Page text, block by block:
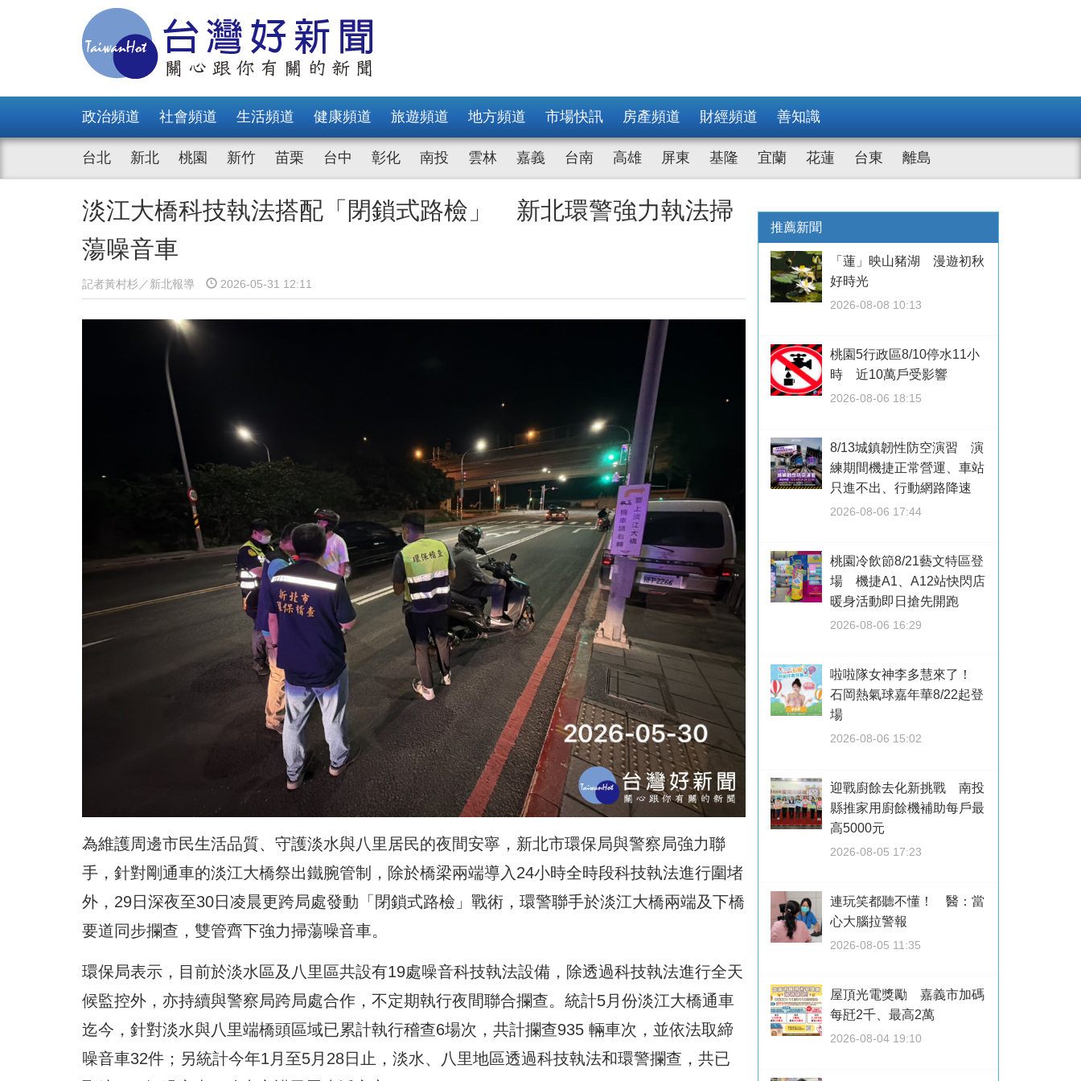
政治頻道 社會頻道 生活頻道 健康頻道 旅遊頻道 地方頻道 市場快訊 房產頻道 財經頻道 善知識
台北 新北 桃園 新竹 苗栗 台中 彰化 南投 雲林 嘉義 台南 高雄 屏東 基隆 宜蘭 花蓮 台東 離島
淡江大橋科技執法搭配「閉鎖式路檢」 新北環警強力執法掃
蕩噪音車
記者黃村杉／新北報導 2026-05-31 12:11
為維護周邊市民生活品質、守護淡水與八里居民的夜間安寧，新北市環保局與警察局強力聯
手，針對剛通車的淡江大橋祭出鐵腕管制，除於橋梁兩端導入24小時全時段科技執法進行圍堵
外，29日深夜至30日凌晨更跨局處發動「閉鎖式路檢」戰術，環警聯手於淡江大橋兩端及下橋
要道同步攔查，雙管齊下強力掃蕩噪音車。
環保局表示，目前於淡水區及八里區共設有19處噪音科技執法設備，除透過科技執法進行全天
候監控外，亦持續與警察局跨局處合作，不定期執行夜間聯合攔查。統計5月份淡江大橋通車
迄今，針對淡水與八里端橋頭區域已累計執行稽查6場次，共計攔查935 輛車次，並依法取締
噪音車32件；另統計今年1月至5月28日止，淡水、八里地區透過科技執法和環警攔查，共已
推薦新聞
「蓮」映山豬湖 漫遊初秋
好時光
2026-08-08 10:13
桃園5行政區8/10停水11小
時 近10萬戶受影響
2026-08-06 18:15
8/13城鎮韌性防空演習 演
練期間機捷正常營運、車站
只進不出、行動網路降速
2026-08-06 17:44
桃園冷飲節8/21藝文特區登
場 機捷A1、A12站快閃店
暖身活動即日搶先開跑
2026-08-06 16:29
啦啦隊女神李多慧來了！
石岡熱氣球嘉年華8/22起登
場
2026-08-06 15:02
迎戰廚餘去化新挑戰 南投
縣推家用廚餘機補助每戶最
高5000元
2026-08-05 17:23
連玩笑都聽不懂！ 醫：當
心大腦拉警報
2026-08-05 11:35
屋頂光電獎勵 嘉義市加碼
每瓩2千、最高2萬
2026-08-04 19:10